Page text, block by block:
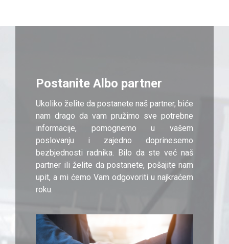
Postanite Albo partner
Ukoliko želite da postanete naš partner, biće
nam drago da vam pružimo sve potrebne
informacije, pomognemo u vašem
poslovanju i zajedno doprinesemo
bezbjednosti radnika. Bilo da ste već naš
partner ili želite da postanete, pošajite nam
upit, a mi ćemo Vam odgovoriti u najkraćem
roku.